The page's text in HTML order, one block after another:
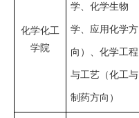
化学化工
学院
学、化学生物
学、应用化学方
向）、化学工程
与工艺（化工与
制药方向）